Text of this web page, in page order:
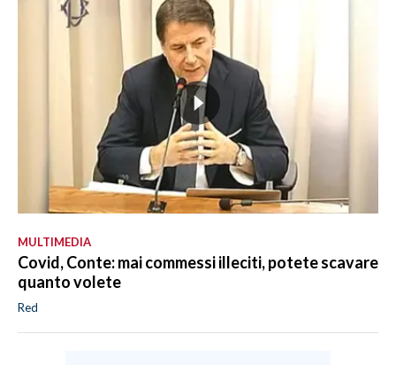
MULTIMEDIA
Covid, Conte: mai commessi illeciti, potete scavare
quanto volete
Red